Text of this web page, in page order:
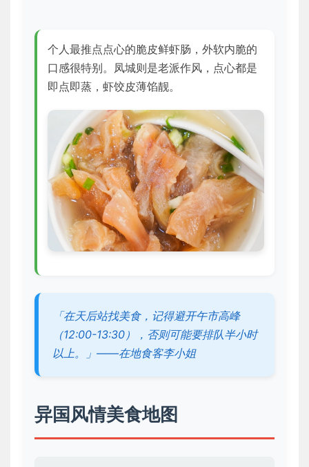
个人最推点点心的脆皮鲜虾肠，外软内脆的
口感很特别。凤城则是老派作风，点心都是
即点即蒸，虾饺皮薄馅靓。
「在天后站找美食，记得避开午市高峰
（12:00-13:30），否则可能要排队半小时
以上。」——在地食客李小姐
异国风情美食地图